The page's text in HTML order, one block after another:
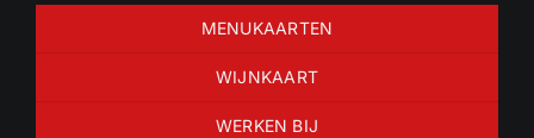
MENUKAARTEN
WIJNKAART
WERKEN BIJ